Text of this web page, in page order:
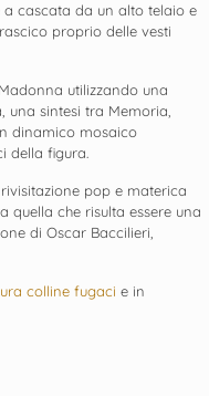
cascata da un alto telaio e
proprio delle vesti
utilizzando una
sintesi tra Memoria,
dinamico mosaico
della figura.
pop e materica
quella che risulta essere una
di Oscar Baccilieri,
colline fugaci e in